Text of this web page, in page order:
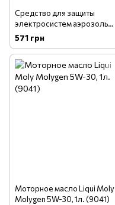
Средство для защиты
электросистем аэрозоль
LIQUI MOLY Electronic-Spray
200 мл
571 грн
Моторное масло Liqui Moly
Molygen 5W-30, 1л. (9041)